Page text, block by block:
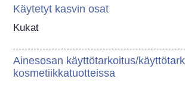
Käytetyt kasvin osat
Kukat
Ainesosan käyttötarkoitus/
kosmetiikkatuotteissa